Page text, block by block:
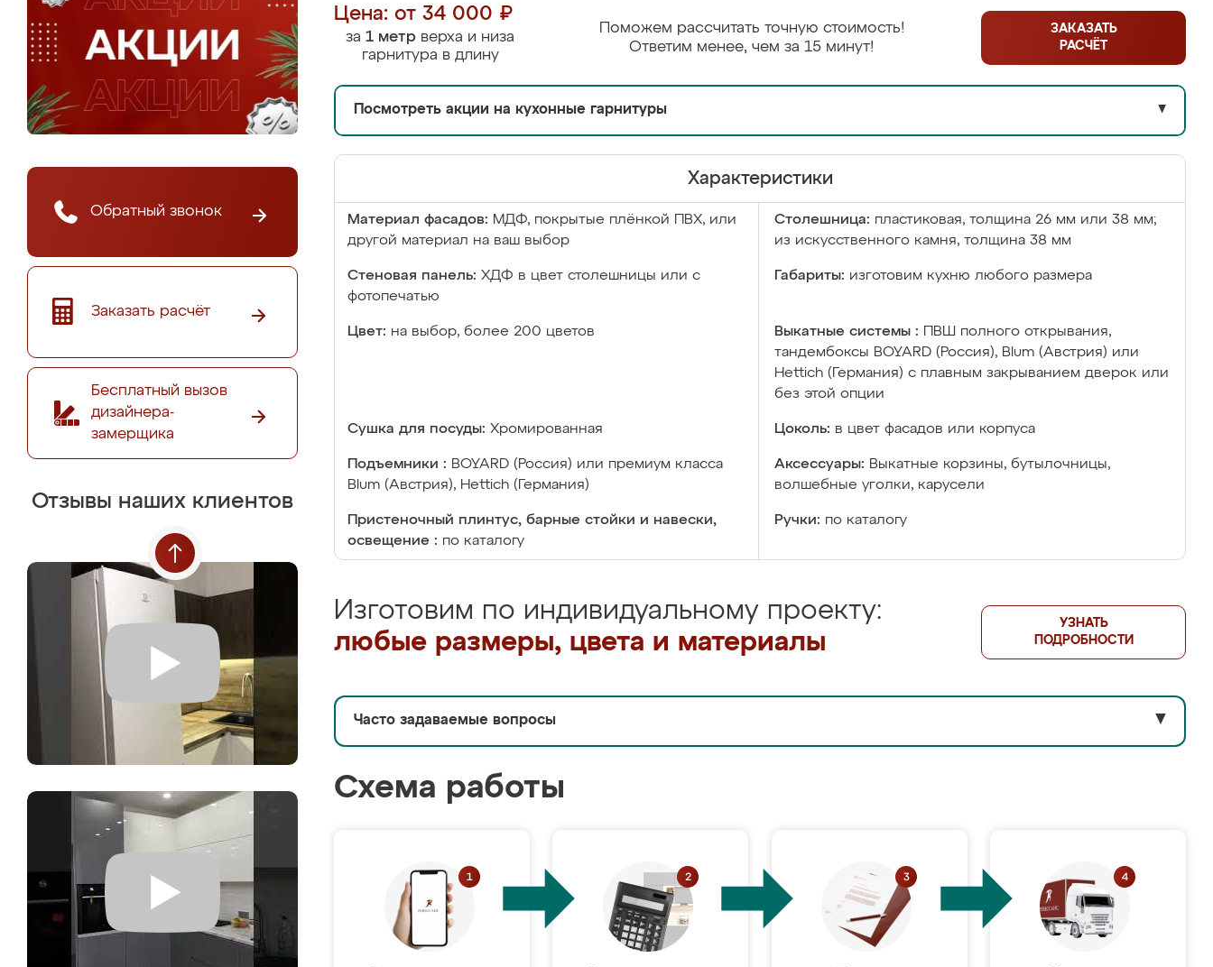
Обратный звонок
Заказать расчёт
Бесплатный вызов
дизайнера-
замерщика
Отзывы наших клиентов
Цена: от 34 000 ₽
за 1 метр верха и низа
гарнитура в длину
Поможем рассчитать точную стоимость!
Ответим менее, чем за 15 минут!
ЗАКАЗАТЬ
РАСЧЁТ
Посмотреть акции на кухонные гарнитуры ▼
Характеристики
Материал фасадов: МДФ, покрытые плёнкой ПВХ, или
другой материал на ваш выбор
Столешница: пластиковая, толщина 26 мм или 38 мм;
из искусственного камня, толщина 38 мм
Стеновая панель: ХДФ в цвет столешницы или с
фотопечатью
Габариты: изготовим кухню любого размера
Цвет: на выбор, более 200 цветов Выкатные системы :
ПВШ полного открывания,
тандембоксы BOYARD (Россия), Blum (Австрия) или
Hettich (Германия) с плавным закрыванием дверок или
без этой опции
Сушка для посуды: Хромированная Цоколь: в цвет фасадов или корпуса
Подъемники : BOYARD (Россия) или премиум класса
Blum (Австрия), Hettich (Германия)
Аксессуары: Выкатные корзины, бутылочницы,
волшебные уголки, карусели
Пристеночный плинтус, барные стойки и навески,
освещение : по каталогу
Ручки: по каталогу
Изготовим по индивидуальному проекту:
любые размеры, цвета и материалы
УЗНАТЬ
ПОДРОБНОСТИ
Часто задаваемые вопросы ▼
Схема работы